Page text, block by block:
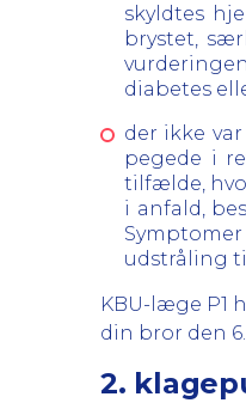
skyldtes
brystet,
diabetes
der ikke
pegede i
tilfælde,
i anfald,
udstråling
KBU-læge P1
din bror den
2.